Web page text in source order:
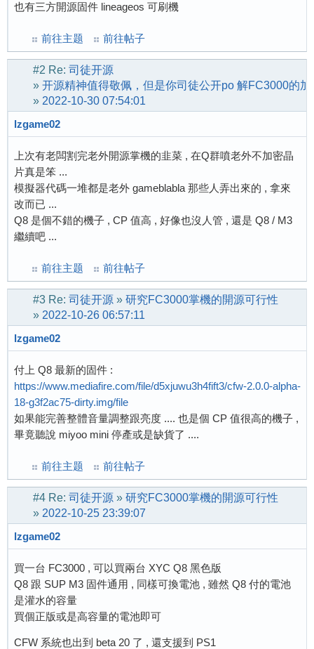
也有三方開源固件 lineageos 可刷機
前往主题 前往帖子
#2 Re: 司徒开源
» 开源精神值得敬佩，但是你司徒公开po 解FC3000的
» 2022-10-30 07:54:01
lzgame02
上次有老闆割完老外開源掌機的韭菜 , 在Q群噴老外不加密晶
片真是笨 ...
模擬器代碼一堆都是老外 gameblabla 那些人弄出來的 , 拿來
改而已 ...
Q8 是個不錯的機子 , CP 值高 , 好像也沒人管 , 還是 Q8 / M3
繼續吧 ...
前往主题 前往帖子
#3 Re: 司徒开源 » 研究FC3000掌機的開源可行性
» 2022-10-26 06:57:11
lzgame02
付上 Q8 最新的固件 :
https://www.mediafire.com/file/d5xjuwu3h4fift3/cfw-2.0.0-alpha-
18-g3f2ac75-dirty.img/file
如果能完善整體音量調整跟亮度 .... 也是個 CP 值很高的機子 ,
畢竟聽說 miyoo mini 停產或是缺貨了 ....
前往主题 前往帖子
#4 Re: 司徒开源 » 研究FC3000掌機的開源可行性
» 2022-10-25 23:39:07
lzgame02
買一台 FC3000 , 可以買兩台 XYC Q8 黑色版
Q8 跟 SUP M3 固件通用 , 同樣可換電池 , 雖然 Q8 付的電池
是灌水的容量
買個正版或是高容量的電池即可
CFW 系統也出到 beta 20 了 , 還支援到 PS1